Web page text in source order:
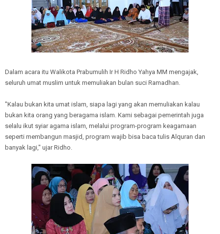
Dalam acara itu Walikota Prabumulih Ir H Ridho Yahya MM mengajak,
seluruh umat muslim untuk memuliakan bulan suci Ramadhan.
"Kalau bukan kita umat islam, siapa lagi yang akan memuliakan kalau
bukan kita orang yang beragama islam. Kami sebagai pemerintah juga
selalu ikut syiar agama islam, melalui program-program keagamaan
seperti membangun masjid, program wajib bisa baca tulis Alquran dan
banyak lagi," ujar Ridho.